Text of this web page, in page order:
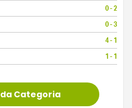
0 - 2
0 - 3
4 - 1
1 - 1
Categoria